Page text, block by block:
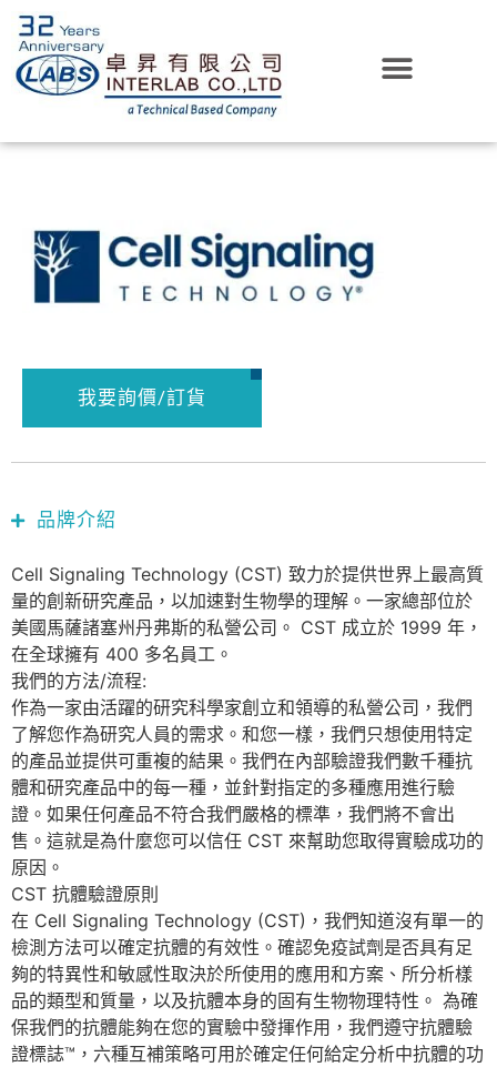
我要詢價/訂貨
品牌介紹
Cell Signaling Technology (CST) 致力於提供世界上最高質
量的創新研究產品，以加速對生物學的理解。一家總部位於
美國馬薩諸塞州丹弗斯的私營公司。 CST 成立於 1999 年，
在全球擁有 400 多名員工。
我們的方法/流程:
作為一家由活躍的研究科學家創立和領導的私營公司，我們
了解您作為研究人員的需求。和您一樣，我們只想使用特定
的產品並提供可重複的結果。我們在內部驗證我們數千種抗
體和研究產品中的每一種，並針對指定的多種應用進行驗
證。如果任何產品不符合我們嚴格的標準，我們將不會出
售。這就是為什麼您可以信任 CST 來幫助您取得實驗成功的
原因。
CST 抗體驗證原則
在 Cell Signaling Technology (CST)，我們知道沒有單一的
檢測方法可以確定抗體的有效性。確認免疫試劑是否具有足
夠的特異性和敏感性取決於所使用的應用和方案、所分析樣
品的類型和質量，以及抗體本身的固有生物物理特性。 為確
保我們的抗體能夠在您的實驗中發揮作用，我們遵守抗體驗
證標誌™，六種互補策略可用於確定任何給定分析中抗體的功